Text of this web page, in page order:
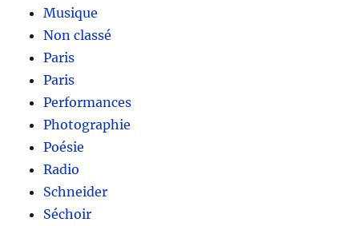
Musique
Non classé
Paris
Paris
Performances
Photographie
Poésie
Radio
Schneider
Séchoir